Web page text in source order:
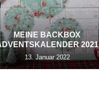
MEINE BACKBOX
2021
13. Januar 2022